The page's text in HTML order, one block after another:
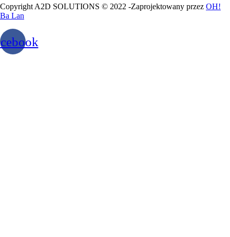
Copyright A2D SOLUTIONS © 2022 -Zaprojektowany przez OH!
Ba Lan